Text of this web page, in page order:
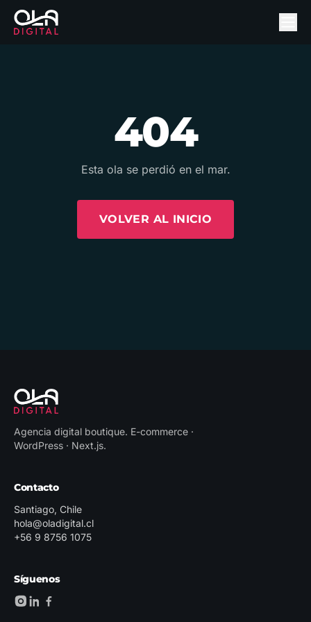
404
Esta ola se perdió en el mar.
VOLVER AL INICIO
Agencia digital boutique. E-commerce ·
WordPress · Next.js.
Contacto
Santiago, Chile
hola@oladigital.cl
+56 9 8756 1075
Síguenos